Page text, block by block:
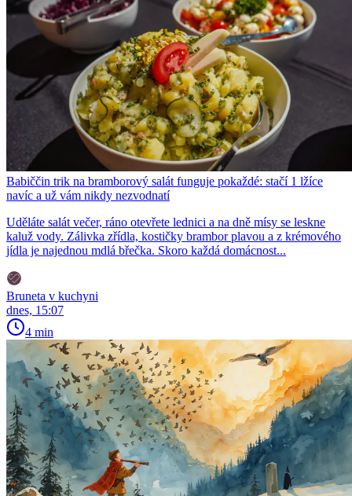
Babiččin trik na bramborový salát funguje pokaždé: stačí 1 lžíce
navíc a už vám nikdy nezvodnatí
Uděláte salát večer, ráno otevřete lednici a na dně mísy se leskne
kaluž vody. Zálivka zřídla, kostičky brambor plavou a z krémového
jídla je najednou mdlá břečka. Skoro každá domácnost...
Bruneta v kuchyni
dnes, 15:07
4 min